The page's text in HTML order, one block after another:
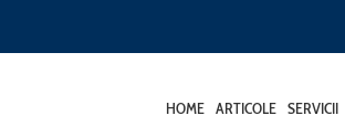
HOME ARTICOLE SERVICII